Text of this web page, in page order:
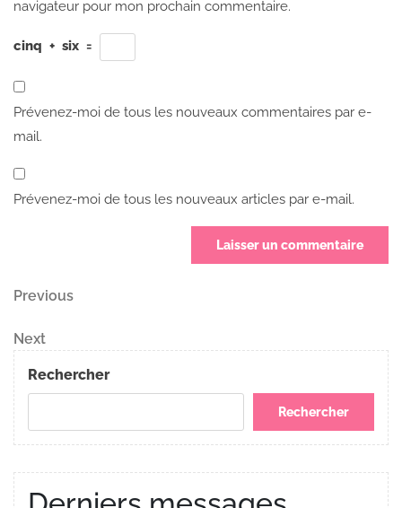
navigateur pour mon prochain commentaire.
cinq + six =
Prévenez-moi de tous les nouveaux commentaires par e-
mail.
Prévenez-moi de tous les nouveaux articles par e-mail.
Navigation
de
l’article
Previous
Previous
Next
Post
Next
Rechercher
Rechercher